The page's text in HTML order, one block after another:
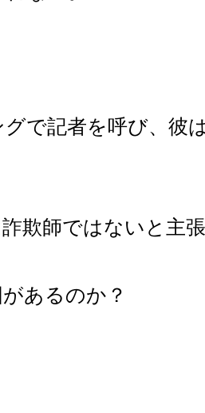
で記者を呼び、彼
欺師ではないと主
あるのか？